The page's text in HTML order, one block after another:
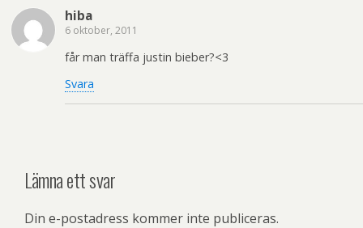
hiba
6 oktober, 2011
får man träffa justin bieber?<3
Svara
Lämna ett svar
Din e-postadress kommer inte publiceras.